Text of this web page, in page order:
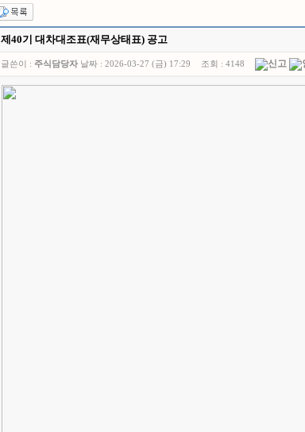
제40기 대차대조표(재무상태표) 공고
글쓴이 : 주식담당자날짜 : 2026-03-27 (금) 17:29 조회 : 4148